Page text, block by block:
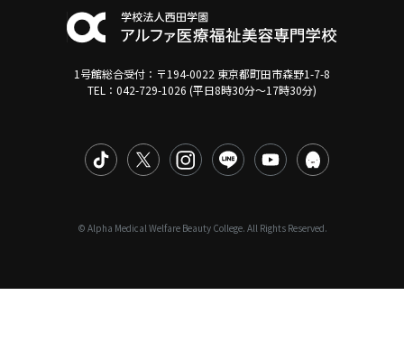
1号館総合受付：〒194-0022 東京都町田市森野1-7-8
TEL：042-729-1026 (平日8時30分〜17時30分)
© Alpha Medical Welfare Beauty College. All Rights Reserved.